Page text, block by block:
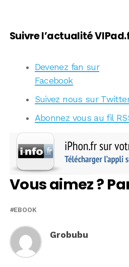
Suivre l’actualité
Devenez fan sur
Facebook
Suivez nous sur
Abonnez vous au fil
Vous aimez ?
EBOOK
Grobubu